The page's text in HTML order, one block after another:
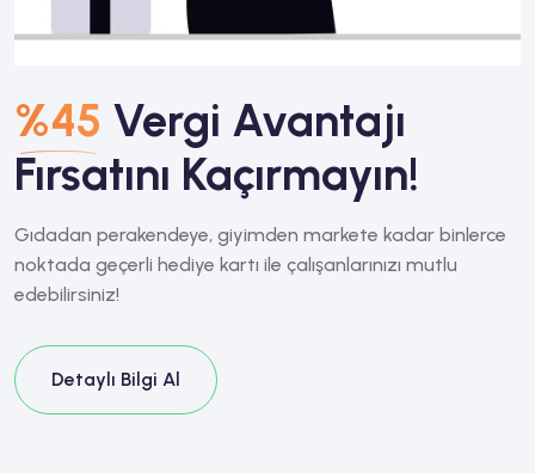
%45 Vergi Avantajı
Fırsatını Kaçırmayın!
Gıdadan perakendeye, giyimden markete kadar binlerce
noktada geçerli hediye kartı ile çalışanlarınızı mutlu
edebilirsiniz!
Detaylı Bilgi Al